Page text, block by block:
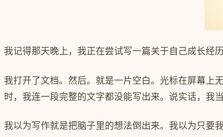
我记得那天晚上，我正在尝试写一篇关于自己成长经
我打开了文档。然后。就是一片空白。光标在屏幕上
时，我连一段完整的文字都没能写出来。说实话，我当
我以为写作就是把脑子里的想法倒出来。我以为只要